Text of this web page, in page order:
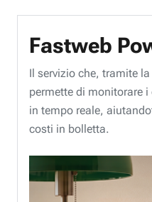
Fastweb
Il servizio che, tramite
permette di monitorare
in tempo reale,
costi in bolletta.